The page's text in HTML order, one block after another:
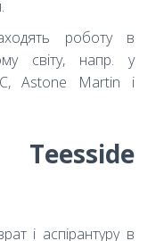
роботу в
світу, напр. у
Astone Martin і
і аспірантуру в